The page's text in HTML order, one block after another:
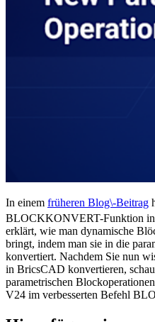
In einem früheren Blog\-Beitrag
BLOCKKONVERT-Funktion
erklärt, wie man dynamische
bringt, indem man sie in die
konvertiert. Nachdem Sie nun
in BricsCAD konvertieren,
parametrischen
V24 im verbesserten Befehl